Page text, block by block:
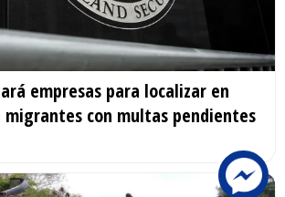
empresas para localizar en
migrantes con multas pendientes